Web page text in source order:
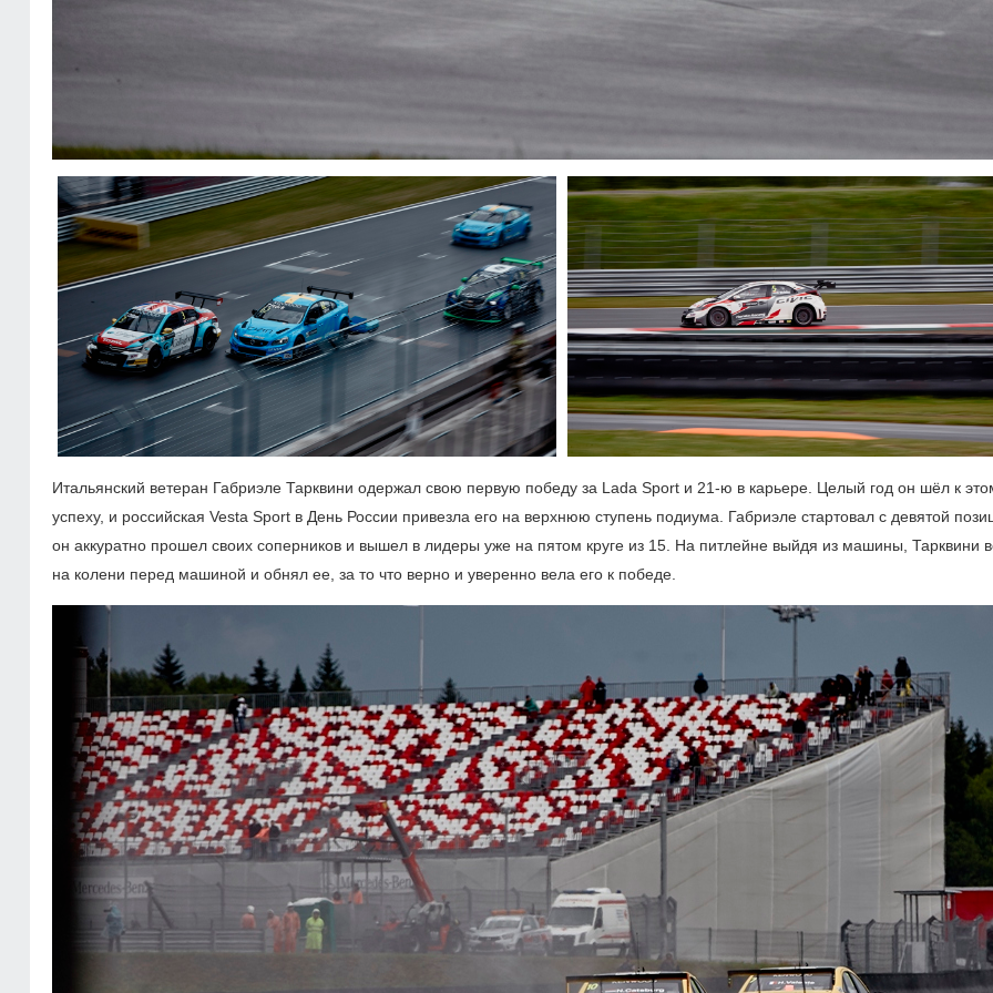
Итальянский ветеран Габриэле Тарквини одержал свою первую победу за Lada Sport и 21-ю в карьере. Целый год он шёл к
успеху, и российская Vesta Sport в День России привезла его на верхнюю ступень подиума. Габриэле стартовал с девятой
он аккуратно прошел своих соперников и вышел в лидеры уже на пятом круге из 15. На питлейне выйдя из машины, Тарквини
на колени перед машиной и обнял ее, за то что верно и уверенно вела его к победе.